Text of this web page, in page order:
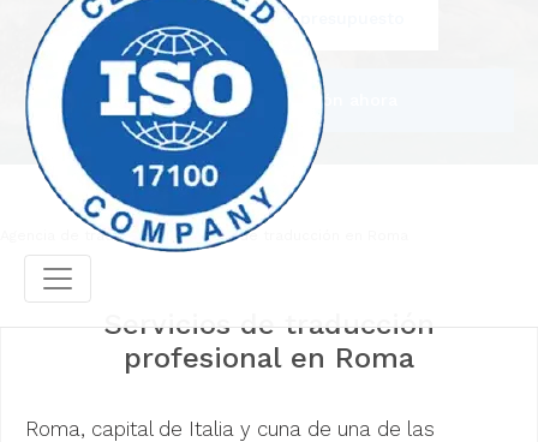
Escríbenos y pide tu presupuesto
Encarga una traducción ahora
Agencia de traducción Agencia de traducción en Roma
Servicios de traducción
profesional en Roma
Roma, capital de Italia y cuna de una de las